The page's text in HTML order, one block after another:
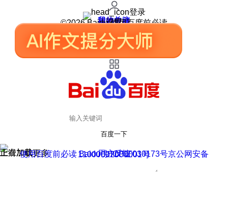
登录
我的关注
我的收藏
皮肤中心
用户反馈
设置
©2026 Baidu 使用百度前必读
百度一下
正在加载
上滑加载更多 用户反馈
使用百度前必读 Baidu 京ICP证030173号
京公网安备11000002000001号